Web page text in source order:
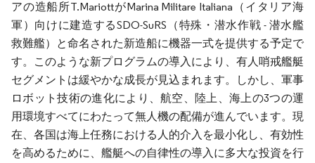
アの造船所T.MariottがMarina Militare Italiana（イタリア海
軍）向けに建造するSDO-SuRS（特殊・潜水作戦 - 潜水艦
救難艦）と命名された新造船に機器一式を提供する予定で
す。このような新プログラムの導入により、有人哨戒艦艇
セグメントは緩やかな成長が見込まれます。しかし、軍事
ロボット技術の進化により、航空、陸上、海上の3つの運
用環境すべてにわたって無人機の配備が進んでいます。現
在、各国は海上任務における人的介入を最小化し、有効性
を高めるために、艦艇への自律性の導入に多大な投資を行